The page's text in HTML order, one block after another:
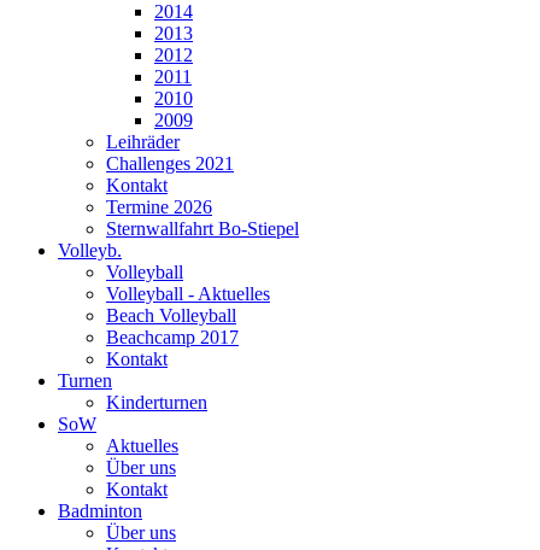
2014
2013
2012
2011
2010
2009
Leihräder
Challenges 2021
Kontakt
Termine 2026
Sternwallfahrt Bo-Stiepel
Volleyb.
Volleyball
Volleyball - Aktuelles
Beach Volleyball
Beachcamp 2017
Kontakt
Turnen
Kinderturnen
SoW
Aktuelles
Über uns
Kontakt
Badminton
Über uns